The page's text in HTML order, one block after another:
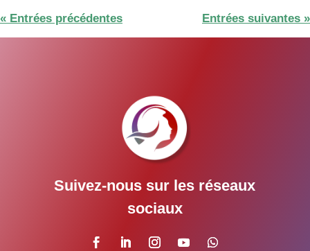
« Entrées précédentes Entrées suivantes »
Suivez-nous sur les réseaux
sociaux